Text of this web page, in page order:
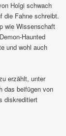
Holgi schwach
die Fahne schreibt.
wie Wissenschaft
Haunted
und wohl auch
erzählt, unter
das beifügen von
diskreditiert